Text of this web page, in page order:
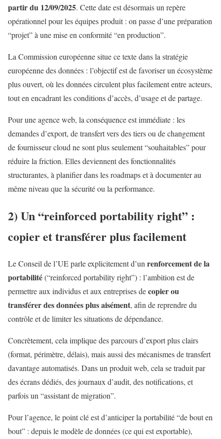
partir du 12/09/2025. Cette date est désormais un repère
opérationnel pour les équipes produit : on passe d’une préparation
“projet” à une mise en conformité “en production”.
La Commission européenne situe ce texte dans la stratégie
européenne des données : l’objectif est de favoriser un écosystème
plus ouvert, où les données circulent plus facilement entre acteurs,
tout en encadrant les conditions d’accès, d’usage et de partage.
Pour une agence web, la conséquence est immédiate : les
demandes d’export, de transfert vers des tiers ou de changement
de fournisseur cloud ne sont plus seulement “souhaitables” pour
réduire la friction. Elles deviennent des fonctionnalités
structurantes, à planifier dans les roadmaps et à documenter au
même niveau que la sécurité ou la performance.
2) Un “reinforced portability right” :
copier et transférer plus facilement
Le Conseil de l’UE parle explicitement d’unrenforcement de la
portabilité(“reinforced portability right”) : l’ambition est de
permettre aux individus et aux entreprises decopier ou
transférer des données plus aisément, afin de reprendre du
contrôle et de limiter les situations de dépendance.
Concrètement, cela implique des parcours d’export plus clairs
(format, périmètre, délais), mais aussi des mécanismes de transfert
davantage automatisés. Dans un produit web, cela se traduit par
des écrans dédiés, des journaux d’audit, des notifications, et
parfois un “assistant de migration”.
Pour l’agence, le point clé est d’anticiper la portabilité “de bout en
bout” : depuis le modèle de données (ce qui est exportable),